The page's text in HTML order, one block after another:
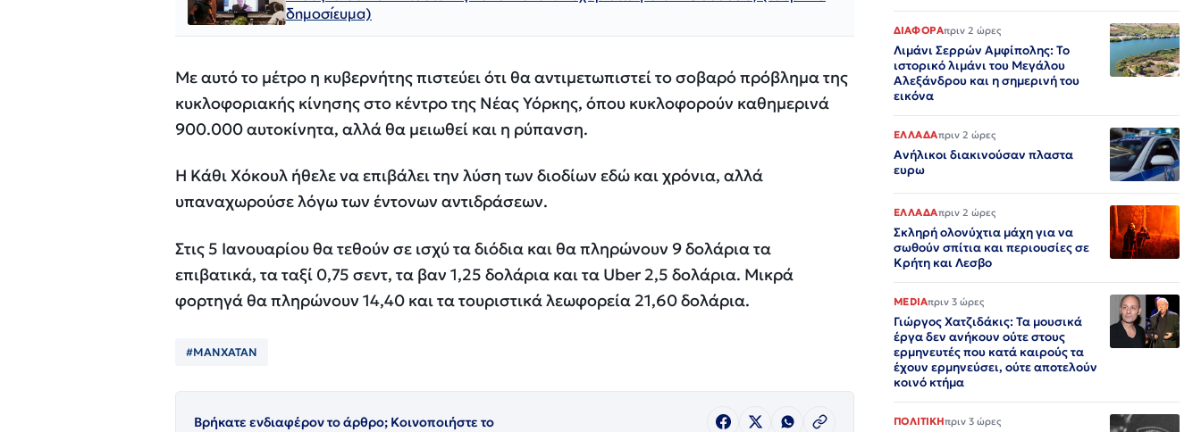
δημοσίευμα)
Με αυτό το μέτρο η κυβερνήτης πιστεύει ότι θα αντιμετωπιστεί το σοβαρό πρόβλημα της
κυκλοφοριακής κίνησης στο κέντρο της Νέας Υόρκης, όπου κυκλοφορούν καθημερινά
900.000 αυτοκίνητα, αλλά θα μειωθεί και η ρύπανση.
H Κάθι Χόκουλ ήθελε να επιβάλει την λύση των διοδίων εδώ και χρόνια, αλλά
υπαναχωρούσε λόγω των έντονων αντιδράσεων.
Στις 5 Ιανουαρίου θα τεθούν σε ισχύ τα διόδια και θα πληρώνουν 9 δολάρια τα
επιβατικά, τα ταξί 0,75 σεντ, τα βαν 1,25 δολάρια και τα Uber 2,5 δολάρια. Μικρά
φορτηγά θα πληρώνουν 14,40 και τα τουριστικά λεωφορεία 21,60 δολάρια.
#ΜΑΝΧΑΤΑΝ
Βρήκατε ενδιαφέρον το άρθρο; Κοινοποιήστε το
ΔΙΑΦΟΡΑπριν 2 ώρες
Λιμάνι Σερρών Αμφίπολης: Το
ιστορικό λιμάνι του Μεγάλου
Αλεξάνδρου και η σημερινή του
εικόνα
ΕΛΛΑΔΑπριν 2 ώρες
Ανήλικοι διακινούσαν πλαστα
ευρω
ΕΛΛΑΔΑπριν 2 ώρες
Σκληρή ολονύχτια μάχη για να
σωθούν σπίτια και περιουσίες σε
Κρήτη και Λεσβο
MEDIAπριν 3 ώρες
Γιώργος Χατζιδάκις: Τα μουσικά
έργα δεν ανήκουν ούτε στους
ερμηνευτές που κατά καιρούς τα
έχουν ερμηνεύσει, ούτε αποτελούν
κοινό κτήμα
ΠΟΛΙΤΙΚΗπριν 3 ώρες